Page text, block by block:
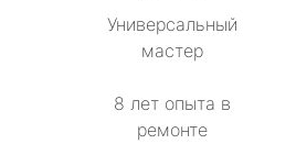
Универсальный
мастер
8 лет опыта в
ремонте